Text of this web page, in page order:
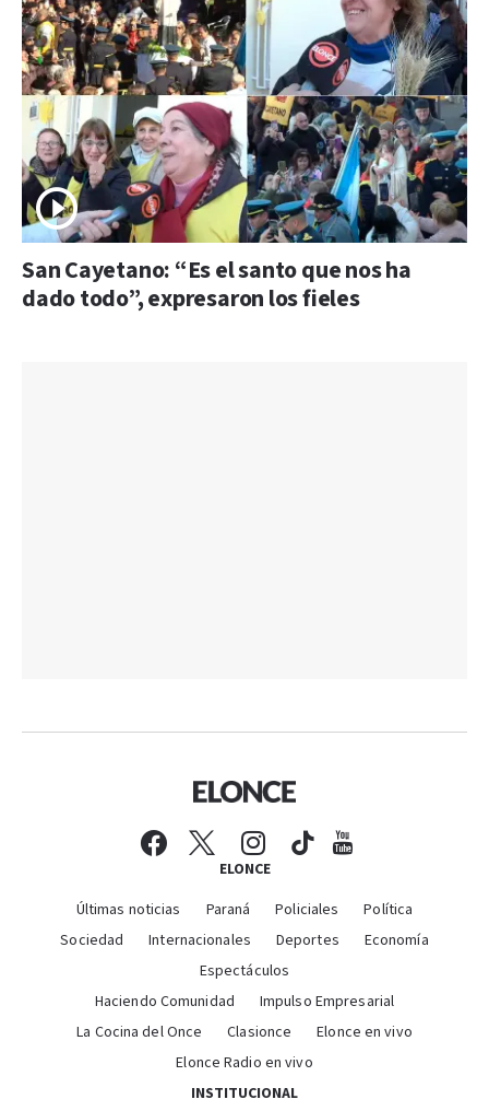
San Cayetano: “Es el santo que nos ha
dado todo”, expresaron los fieles
ELONCE
Últimas noticias Paraná Policiales
Política
Sociedad
Internacionales Deportes
Economía
Espectáculos
Haciendo Comunidad
Impulso Empresarial
La Cocina del Once
Clasionce
Elonce en vivo
Elonce Radio en vivo
INSTITUCIONAL